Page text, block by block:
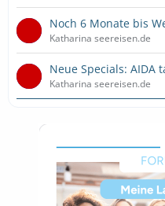
Noch 6 Monate bis
Katharina seereisen.de
Neue Specials: AIDA
Katharina seereisen.de